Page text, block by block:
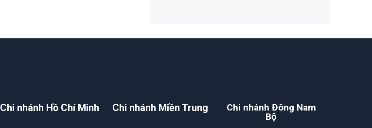
Chi nhánh Hồ Chí Minh Chi nhánh Miền Trung
Chi nhánh Đông Nam
Bộ